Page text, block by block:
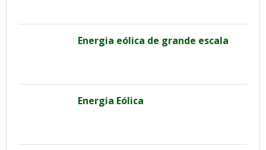
Energia eólica de grande escala
Energia Eólica